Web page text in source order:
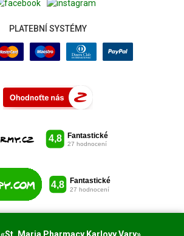
PLATEBNÍ SYSTÉMY